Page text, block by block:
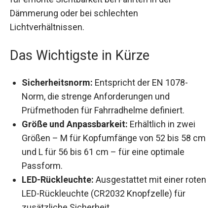
Dämmerung oder bei schlechten
Lichtverhältnissen.
Das Wichtigste in Kürze
Norm, die strenge Anforderungen und
Prüfmethoden für Fahrradhelme definiert.
Größe und Anpassbarkeit:Erhältlich in zwei
Größen – M für Kopfumfänge von 52 bis 58
cm und L für 56 bis 61 cm – für eine optimale
Passform.
LED-Rückleuchte:
roten LED-Rückleuchte (CR2032 Knopfzelle)
für zusätzliche Sicherheit.